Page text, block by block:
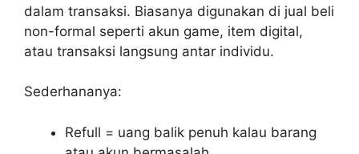
dalam transaksi. Biasanya digunakan di jual beli
non-formal seperti akun game, item digital,
atau transaksi langsung antar individu.
Sederhananya:
Refull = uang balik penuh kalau barang